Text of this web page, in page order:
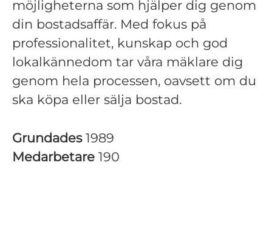
möjligheterna som hjälper dig genom
din bostadsaffär. Med fokus på
professionalitet, kunskap och god
lokalkännedom tar våra mäklare dig
genom hela processen, oavsett om du
ska köpa eller sälja bostad.
Grundades 1989
Medarbetare 190